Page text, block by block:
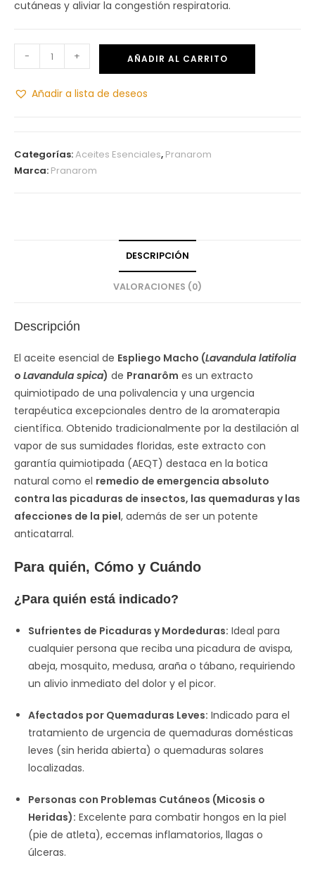
cutáneas y aliviar la congestión respiratoria.
- + AÑADIR AL CARRITO
Añadir a lista de deseos
Categorías:Aceites Esenciales, Pranarom
Marca: Pranarom
DESCRIPCIÓN
VALORACIONES (0)
Descripción
El aceite esencial de Espliego Macho (Lavandula latifolia
o Lavandula spica) de Pranarôm es un extracto
quimiotipado de una polivalencia y una urgencia
terapéutica excepcionales dentro de la aromaterapia
científica. Obtenido tradicionalmente por la destilación al
vapor de sus sumidades floridas, este extracto con
garantía quimiotipada (AEQT) destaca en la botica
natural como el remedio de emergencia absoluto
contra las picaduras de insectos, las quemaduras y las
afecciones de la piel, además de ser un potente
anticatarral.
Para quién, Cómo y Cuándo
¿Para quién está indicado?
Sufrientes de Picaduras y Mordeduras: Ideal para
cualquier persona que reciba una picadura de avispa,
abeja, mosquito, medusa, araña o tábano, requiriendo
un alivio inmediato del dolor y el picor.
Afectados por Quemaduras Leves: Indicado para el
tratamiento de urgencia de quemaduras domésticas
leves (sin herida abierta) o quemaduras solares
localizadas.
Personas con Problemas Cutáneos (Micosis o
Heridas): Excelente para combatir hongos en la piel
(pie de atleta), eccemas inflamatorios, llagas o
úlceras.